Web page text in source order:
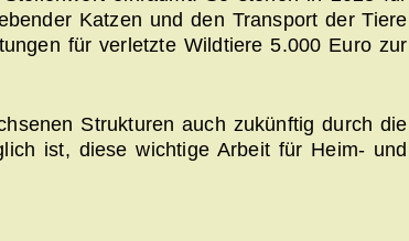
Katzen und den Transport der Tiere
für verletzte Wildtiere 5.000 Euro zur
Strukturen auch zukünftig durch die
ist, diese wichtige Arbeit für Heim- und